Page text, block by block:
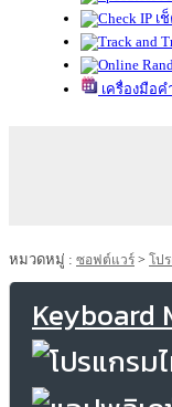
เ
เครื่องมือ
หมวดหมู่ : ซอฟต์แวร์ > โป
Keyboard